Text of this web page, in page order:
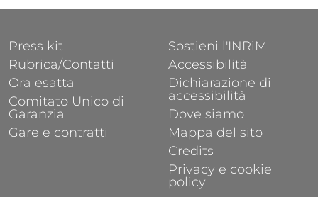
FOOTER 1
Press kit
Rubrica/Contatti
Ora esatta
Comitato Unico di
Garanzia
Gare e contratti
FOOTER 2
Sostieni l'INRiM
Accessibilità
Dichiarazione di
accessibilità
Dove siamo
Mappa del sito
Credits
Privacy e cookie
policy